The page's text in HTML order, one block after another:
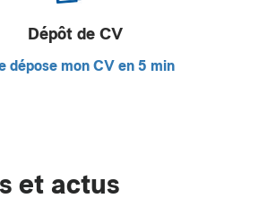
Dépôt de CV
dépose mon CV en 5 min
et actus